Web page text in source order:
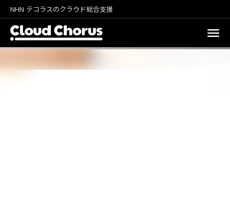
NHN テコラスのクラウド総合支援